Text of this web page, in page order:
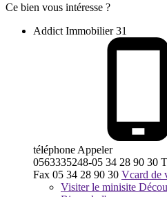
Ce bien vous intéresse ?
Addict Immobilier 31
téléphone Appeler
0563335248-05 34 28 90 30
Fax 05 34 28 90 30 Vcard de
Visiter le minisite